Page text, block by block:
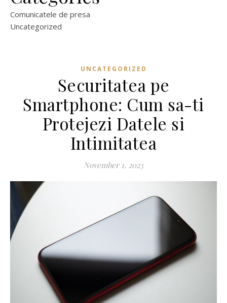
Comunicatele de presa
Uncategorized
UNCATEGORIZED
Securitatea pe
Smartphone: Cum sa-ti
Protejezi Datele si
Intimitatea
November 1, 2023